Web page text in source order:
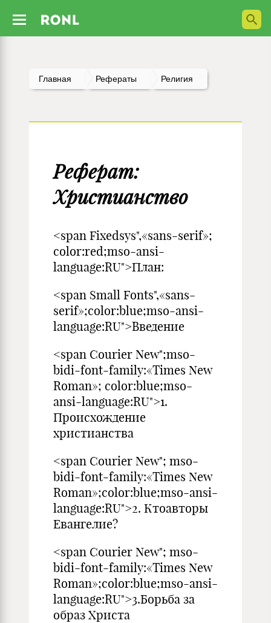
Главная Рефераты Религия
Реферат:
Христианство
<span Fixedsys",«sans-serif»;
color:red;mso-ansi-
language:RU">План:
<span Small Fonts",«sans-
serif»;color:blue;mso-ansi-
language:RU">Введение
<span Courier New";mso-
bidi-font-family:«Times New
Roman»; color:blue;mso-
ansi-language:RU">1.
Происхождение
христианства
<span Courier New"; mso-
bidi-font-family:«Times New
Roman»;color:blue;mso-ansi-
language:RU">2. Ктоавторы
Евангелие?
<span Courier New"; mso-
bidi-font-family:«Times New
Roman»;color:blue;mso-ansi-
language:RU">3.Борьба за
образ Христа